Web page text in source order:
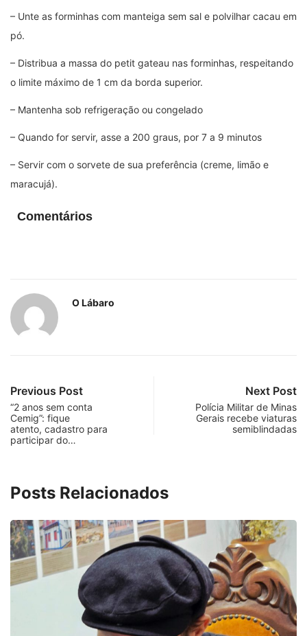
– Unte as forminhas com manteiga sem sal e polvilhar cacau em
pó.
– Distribua a massa do petit gateau nas forminhas, respeitando
o limite máximo de 1 cm da borda superior.
– Mantenha sob refrigeração ou congelado
– Quando for servir, asse a 200 graus, por 7 a 9 minutos
– Servir com o sorvete de sua preferência (creme, limão e
maracujá).
Comentários
O Lábaro
Previous Post
“2 anos sem conta
Cemig”: fique
atento, cadastro para
participar do…
Next Post
Polícia Militar de Minas
Gerais recebe viaturas
semiblindadas
Posts Relacionados